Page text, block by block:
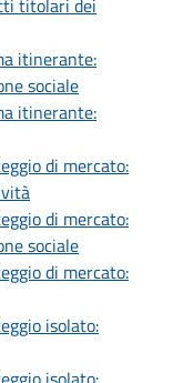
titolari dei
itinerante:
sociale
itinerante:
di mercato:
di mercato:
sociale
di mercato:
isolato: